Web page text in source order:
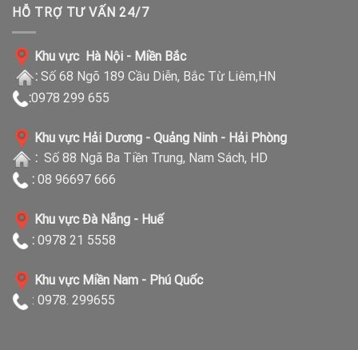
HỖ TRỢ TƯ VẤN 24/7
Khu vực Hà Nội - Miền Bắc
: Số 68 Ngõ 189 Cầu Diễn, Bắc Từ Liêm,HN
:0978 299 655
Khu vực Hải Dương - Quảng Ninh - Hải Phòng
: Số 88 Ngã Ba Tiền Trung, Nam Sách, HD
: 08 96697 666
Khu vực Đà Nẵng - Huế
: 0978 21 5558
Khu vực Miền Nam - Phú Quốc
: 0978. 299655